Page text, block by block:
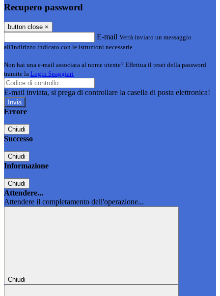
Recupero password
button close ×
E-mail Verrà inviato un messaggio
all'indirizzo indicato con le istruzioni necessarie.
Non hai una e-mail associata al nome utente? Effettua il reset della password
tramite la Login Spaggiari
E-mail inviata, si prega di controllare la casella di posta elettronica!
Errore
Chiudi
Successo
Chiudi
Informazione
Chiudi
Attendere...
Attendere il completamento dell'operazione...
Chiudi